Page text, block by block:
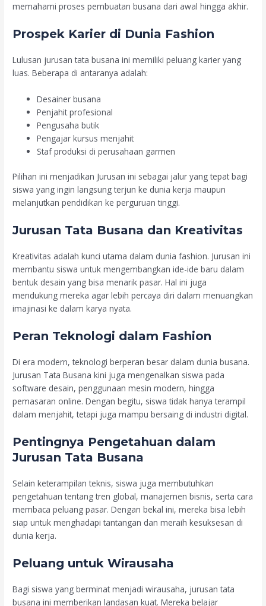
memahami proses pembuatan busana dari awal hingga akhir.
Prospek Karier di Dunia Fashion
Lulusan jurusan tata busana ini memiliki peluang karier yang
luas. Beberapa di antaranya adalah:
Desainer busana
Penjahit profesional
Pengusaha butik
Pengajar kursus menjahit
Staf produksi di perusahaan garmen
Pilihan ini menjadikan Jurusan ini sebagai jalur yang tepat bagi
siswa yang ingin langsung terjun ke dunia kerja maupun
melanjutkan pendidikan ke perguruan tinggi.
Jurusan Tata Busana dan Kreativitas
Kreativitas adalah kunci utama dalam dunia fashion. Jurusan ini
membantu siswa untuk mengembangkan ide-ide baru dalam
bentuk desain yang bisa menarik pasar. Hal ini juga
mendukung mereka agar lebih percaya diri dalam menuangkan
imajinasi ke dalam karya nyata.
Peran Teknologi dalam Fashion
Di era modern, teknologi berperan besar dalam dunia busana.
Jurusan Tata Busana kini juga mengenalkan siswa pada
software desain, penggunaan mesin modern, hingga
pemasaran online. Dengan begitu, siswa tidak hanya terampil
dalam menjahit, tetapi juga mampu bersaing di industri digital.
Pentingnya Pengetahuan dalam
Jurusan Tata Busana
Selain keterampilan teknis, siswa juga membutuhkan
pengetahuan tentang tren global, manajemen bisnis, serta cara
membaca peluang pasar. Dengan bekal ini, mereka bisa lebih
siap untuk menghadapi tantangan dan meraih kesuksesan di
dunia kerja.
Peluang untuk Wirausaha
Bagi siswa yang berminat menjadi wirausaha, jurusan tata
busana ini memberikan landasan kuat. Mereka belajar